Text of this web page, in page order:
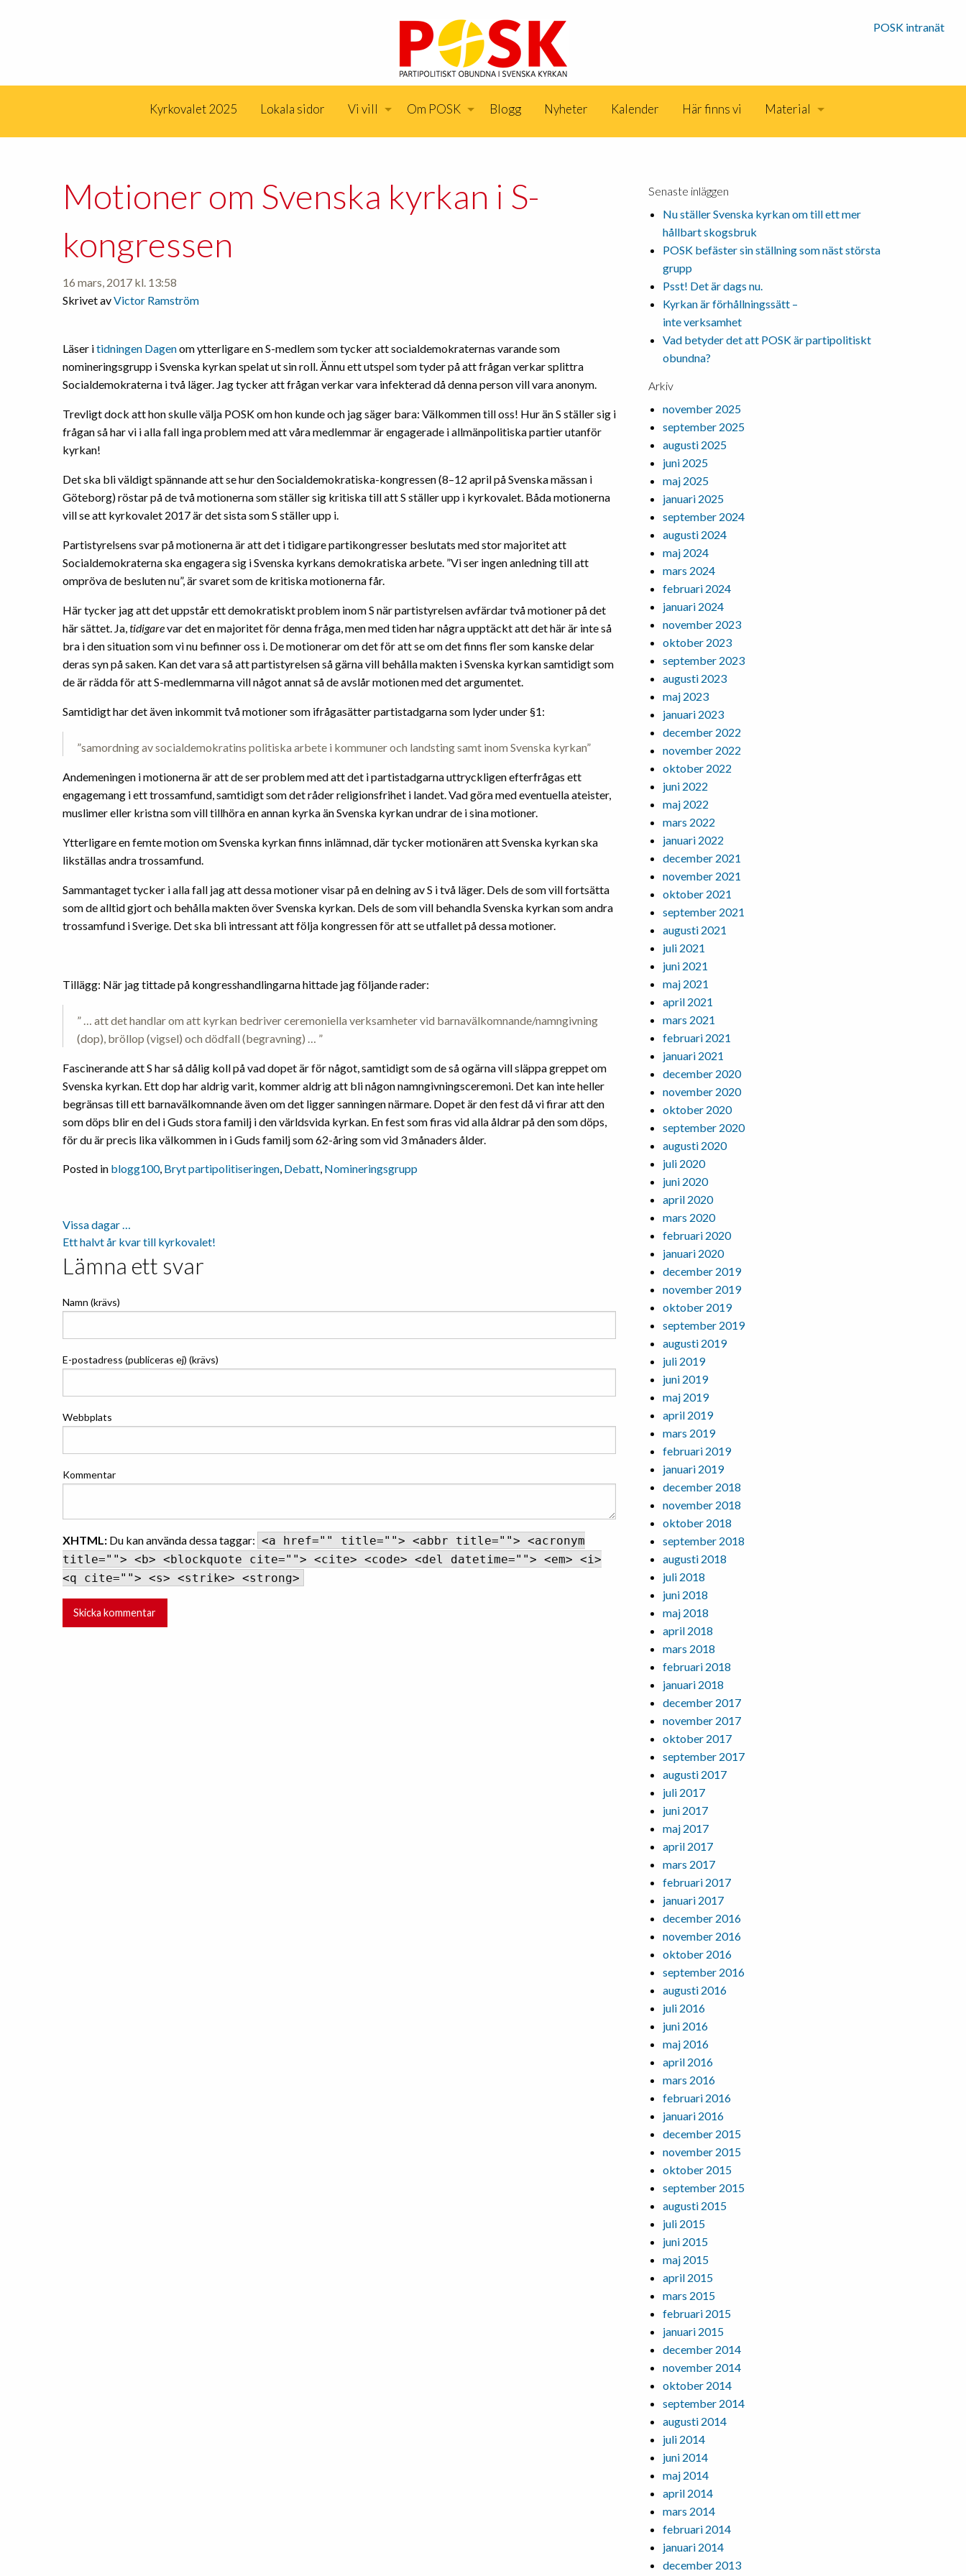
POSK intranät
Kyrkovalet 2025 Lokala sidor Vi vill Om POSK Blogg Nyheter Kalender Här finns vi Material
Motioner om Svenska kyrkan i S-
kongressen
16 mars, 2017 kl. 13:58
Skrivet avVictor Ramström
Läser itidningen Dagenom ytterligare en S-medlem som tycker att socialdemokraternas varande som
nomineringsgrupp i Svenska kyrkan spelat ut sin roll. Ännu ett utspel som tyder på att frågan verkar splittra
Socialdemokraterna i två läger. Jag tycker att frågan verkar vara infekterad då denna person vill vara anonym.
Trevligt dock att hon skulle välja POSK om hon kunde och jag säger bara: Välkommen till oss! Hur än S ställer sig i
frågan så har vi i alla fall inga problem med att våra medlemmar är engagerade i allmänpolitiska partier utanför
kyrkan!
Det ska bli väldigt spännande att se hur den Socialdemokratiska-kongressen (8–12 april på Svenska mässan i
Göteborg) röstar på de två motionerna som ställer sig kritiska till att S ställer upp i kyrkovalet. Båda motionerna
vill se att kyrkovalet 2017 är det sista som S ställer upp i.
Partistyrelsens svar på motionerna är att det i tidigare partikongresser beslutats med stor majoritet att
Socialdemokraterna ska engagera sig i Svenska kyrkans demokratiska arbete. ”Vi ser ingen anledning till att
ompröva de besluten nu”, är svaret som de kritiska motionerna får.
Här tycker jag att det uppstår ett demokratiskt problem inom S när partistyrelsen avfärdar två motioner på det
här sättet. Ja,tidigarevar det en majoritet för denna fråga, men med tiden har några upptäckt att det här är inte så
bra i den situation som vi nu befinner oss i. De motionerar om det för att se om det finns fler som kanske delar
deras syn på saken. Kan det vara så att partistyrelsen så gärna vill behålla makten i Svenska kyrkan samtidigt som
de är rädda för att S-medlemmarna vill något annat så de avslår motionen med det argumentet.
Samtidigt har det även inkommit två motioner som ifrågasätter partistadgarna som lyder under §1:
”samordning av socialdemokratins politiska arbete i kommuner och landsting samt inom Svenska kyrkan”
Andemeningen i motionerna är att de ser problem med att det i partistadgarna uttryckligen efterfrågas ett
engagemang i ett trossamfund, samtidigt som det råder religionsfrihet i landet. Vad göra med eventuella ateister,
muslimer eller kristna som vill tillhöra en annan kyrka än Svenska kyrkan undrar de i sina motioner.
Ytterligare en femte motion om Svenska kyrkan finns inlämnad, där tycker motionären att Svenska kyrkan ska
likställas andra trossamfund.
Sammantaget tycker i alla fall jag att dessa motioner visar på en delning av S i två läger. Dels de som vill fortsätta
som de alltid gjort och behålla makten över Svenska kyrkan. Dels de som vill behandla Svenska kyrkan som andra
trossamfund i Sverige. Det ska bli intressant att följa kongressen för att se utfallet på dessa motioner.
Tillägg: När jag tittade på kongresshandlingarna hittade jag följande rader:
” … att det handlar om att kyrkan bedriver ceremoniella verksamheter vid barnavälkomnande/namngivning
(dop), bröllop (vigsel) och dödfall (begravning) … ”
Fascinerande att S har så dålig koll på vad dopet är för något, samtidigt som de så ogärna vill släppa greppet om
Svenska kyrkan. Ett dop har aldrig varit, kommer aldrig att bli någon namngivningsceremoni. Det kan inte heller
begränsas till ett barnavälkomnande även om det ligger sanningen närmare. Dopet är den fest då vi firar att den
som döps blir en del i Guds stora familj i den världsvida kyrkan. En fest som firas vid alla åldrar på den som döps,
för du är precis lika välkommen in i Guds familj som 62-åring som vid 3 månaders ålder.
Posted in blogg100, Bryt partipolitiseringen, Debatt, Nomineringsgrupp
Inläggsnavigering
Vissa dagar …
Ett halvt år kvar till kyrkovalet!
Lämna ett svar
Namn (krävs)
E-postadress (publiceras ej) (krävs)
Webbplats
Kommentar
XHTML: Du kan använda dessa taggar: <a href="" title=""> <abbr title=""> <acronym
title=""> <b> <blockquote cite=""> <cite> <code> <del datetime=""> <em> <i>
<q cite=""> <s> <strike> <strong>
Senaste inläggen
Nu ställer Svenska kyrkan om till ett mer
hållbart skogsbruk
POSK befäster sin ställning som näst största
grupp
Psst! Det är dags nu.
Kyrkan är förhållningssätt –
inte verksamhet
Vad betyder det att POSK är partipolitiskt
obundna?
Arkiv
november 2025
september 2025
augusti 2025
juni 2025
maj 2025
januari 2025
september 2024
augusti 2024
maj 2024
mars 2024
februari 2024
januari 2024
november 2023
oktober 2023
september 2023
augusti 2023
maj 2023
januari 2023
december 2022
november 2022
oktober 2022
juni 2022
maj 2022
mars 2022
januari 2022
december 2021
november 2021
oktober 2021
september 2021
augusti 2021
juli 2021
juni 2021
maj 2021
april 2021
mars 2021
februari 2021
januari 2021
december 2020
november 2020
oktober 2020
september 2020
augusti 2020
juli 2020
juni 2020
april 2020
mars 2020
februari 2020
januari 2020
december 2019
november 2019
oktober 2019
september 2019
augusti 2019
juli 2019
juni 2019
maj 2019
april 2019
mars 2019
februari 2019
januari 2019
december 2018
november 2018
oktober 2018
september 2018
augusti 2018
juli 2018
juni 2018
maj 2018
april 2018
mars 2018
februari 2018
januari 2018
december 2017
november 2017
oktober 2017
september 2017
augusti 2017
juli 2017
juni 2017
maj 2017
april 2017
mars 2017
februari 2017
januari 2017
december 2016
november 2016
oktober 2016
september 2016
augusti 2016
juli 2016
juni 2016
maj 2016
april 2016
mars 2016
februari 2016
januari 2016
december 2015
november 2015
oktober 2015
september 2015
augusti 2015
juli 2015
juni 2015
maj 2015
april 2015
mars 2015
februari 2015
januari 2015
december 2014
november 2014
oktober 2014
september 2014
augusti 2014
juli 2014
juni 2014
maj 2014
april 2014
mars 2014
februari 2014
januari 2014
december 2013